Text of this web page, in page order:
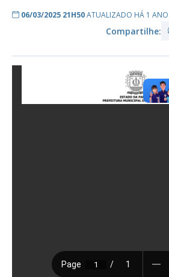
06/03/2025 21H50ATUALIZADO HÁ 1 ANO
Compartilhe: